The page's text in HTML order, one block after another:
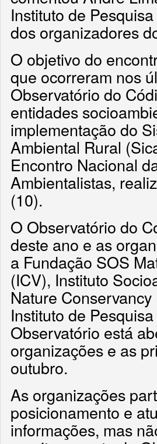
Instituto de
dos organizadores
O objetivo do
que ocorreram nos
Observatório do
entidades
implementação do
Ambiental Rural
Encontro Nacional
Ambientalistas,
(10).
O Observatório do
deste ano e as
a Fundação SOS
(ICV), Instituto
Nature
Instituto de
Observatório está
organizações e as
outubro.
As organizações
posicionamento e
informações, mas